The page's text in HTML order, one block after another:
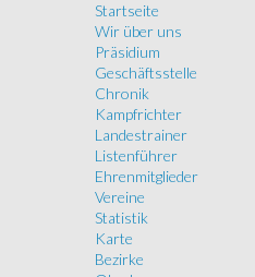
Startseite
Wir über uns
Präsidium
Geschäftsstelle
Chronik
Kampfrichter
Landestrainer
Listenführer
Ehrenmitglieder
Vereine
Statistik
Karte
Bezirke